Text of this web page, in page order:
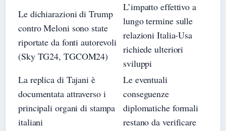
Le dichiarazioni di Trump
contro Meloni sono state
riportate da fonti autorevoli
(Sky TG24, TGCOM24)
L’impatto effettivo a
lungo termine sulle
relazioni Italia-Usa
richiede ulteriori
sviluppi
La replica di Tajani è
documentata attraverso i
principali organi di stampa
italiani
Le eventuali
conseguenze
diplomatiche formali
restano da verificare